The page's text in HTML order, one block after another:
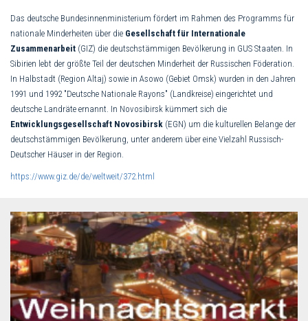
Das deutsche Bundesinnenministerium fördert im Rahmen des Programms für
nationale Minderheiten über die Gesellschaft für Internationale
Zusammenarbeit (GIZ) die deutschstämmigen Bevölkerung in GUS Staaten. In
Sibirien lebt der größte Teil der deutschen Minderheit der Russischen Föderation.
In Halbstadt (Region Altaj) sowie in Asowo (Gebiet Omsk) wurden in den Jahren
1991 und 1992 "Deutsche Nationale Rayons" (Landkreise) eingerichtet und
deutsche Landräte ernannt. In Novosibirsk kümmert sich die
Entwicklungsgesellschaft Novosibirsk (EGN) um die kulturellen Belange der
deutschstämmigen Bevölkerung, unter anderem über eine Vielzahl Russisch-
Deutscher Häuser in der Region.
https://www.giz.de/de/weltweit/372.html